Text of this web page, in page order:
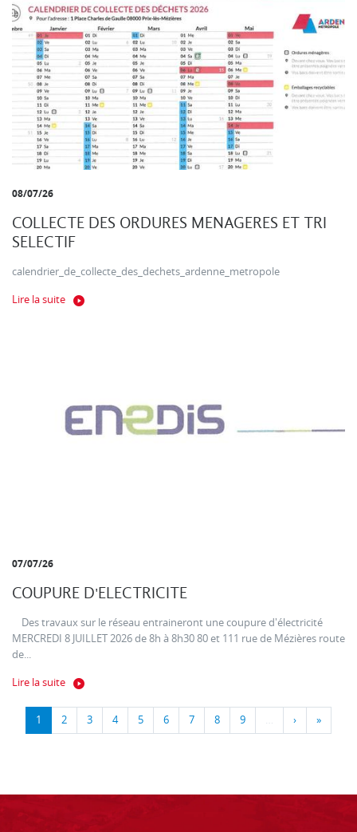
08/07/26
COLLECTE DES ORDURES MENAGERES ET TRI
SELECTIF
calendrier_de_collecte_des_dechets_ardenne_metropole
Lire la suite
07/07/26
COUPURE D'ELECTRICITE
Des travaux sur le réseau entraineront une coupure d'électricité
MERCREDI 8 JUILLET 2026 de 8h à 8h30 80 et 111 rue de Mézières route
de...
Lire la suite
1 2 3 4 5 6 7 8 9 … › »